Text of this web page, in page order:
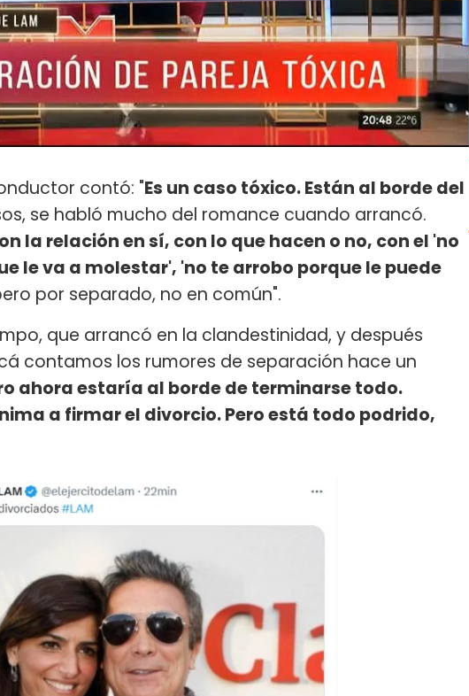
contó: "Es un caso tóxico. Están al borde del
se habló mucho del romance cuando arrancó.
la relación en sí, con lo que hacen o no, con el 'no
le va a molestar', 'no te arrobo porque le puede
por separado, no en común".
que arrancó en la clandestinidad, y después
contamos los rumores de separación hace un
ahora estaría al borde de terminarse todo.
a firmar el divorcio. Pero está todo podrido,